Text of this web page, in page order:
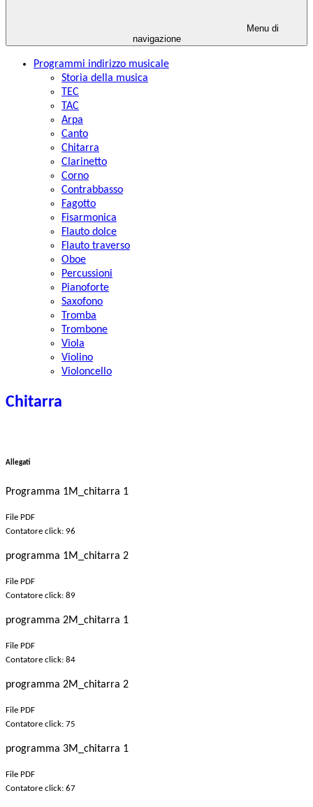
Menu di
navigazione
Programmi indirizzo musicale
Storia della musica
TEC
TAC
Arpa
Canto
Chitarra
Clarinetto
Corno
Contrabbasso
Fagotto
Fisarmonica
Flauto dolce
Flauto traverso
Oboe
Percussioni
Pianoforte
Saxofono
Tromba
Trombone
Viola
Violino
Violoncello
Chitarra
Allegati
Programma 1M_chitarra 1
File PDF
Contatore click: 96
programma 1M_chitarra 2
File PDF
Contatore click: 89
programma 2M_chitarra 1
File PDF
Contatore click: 84
programma 2M_chitarra 2
File PDF
Contatore click: 75
programma 3M_chitarra 1
File PDF
Contatore click: 67